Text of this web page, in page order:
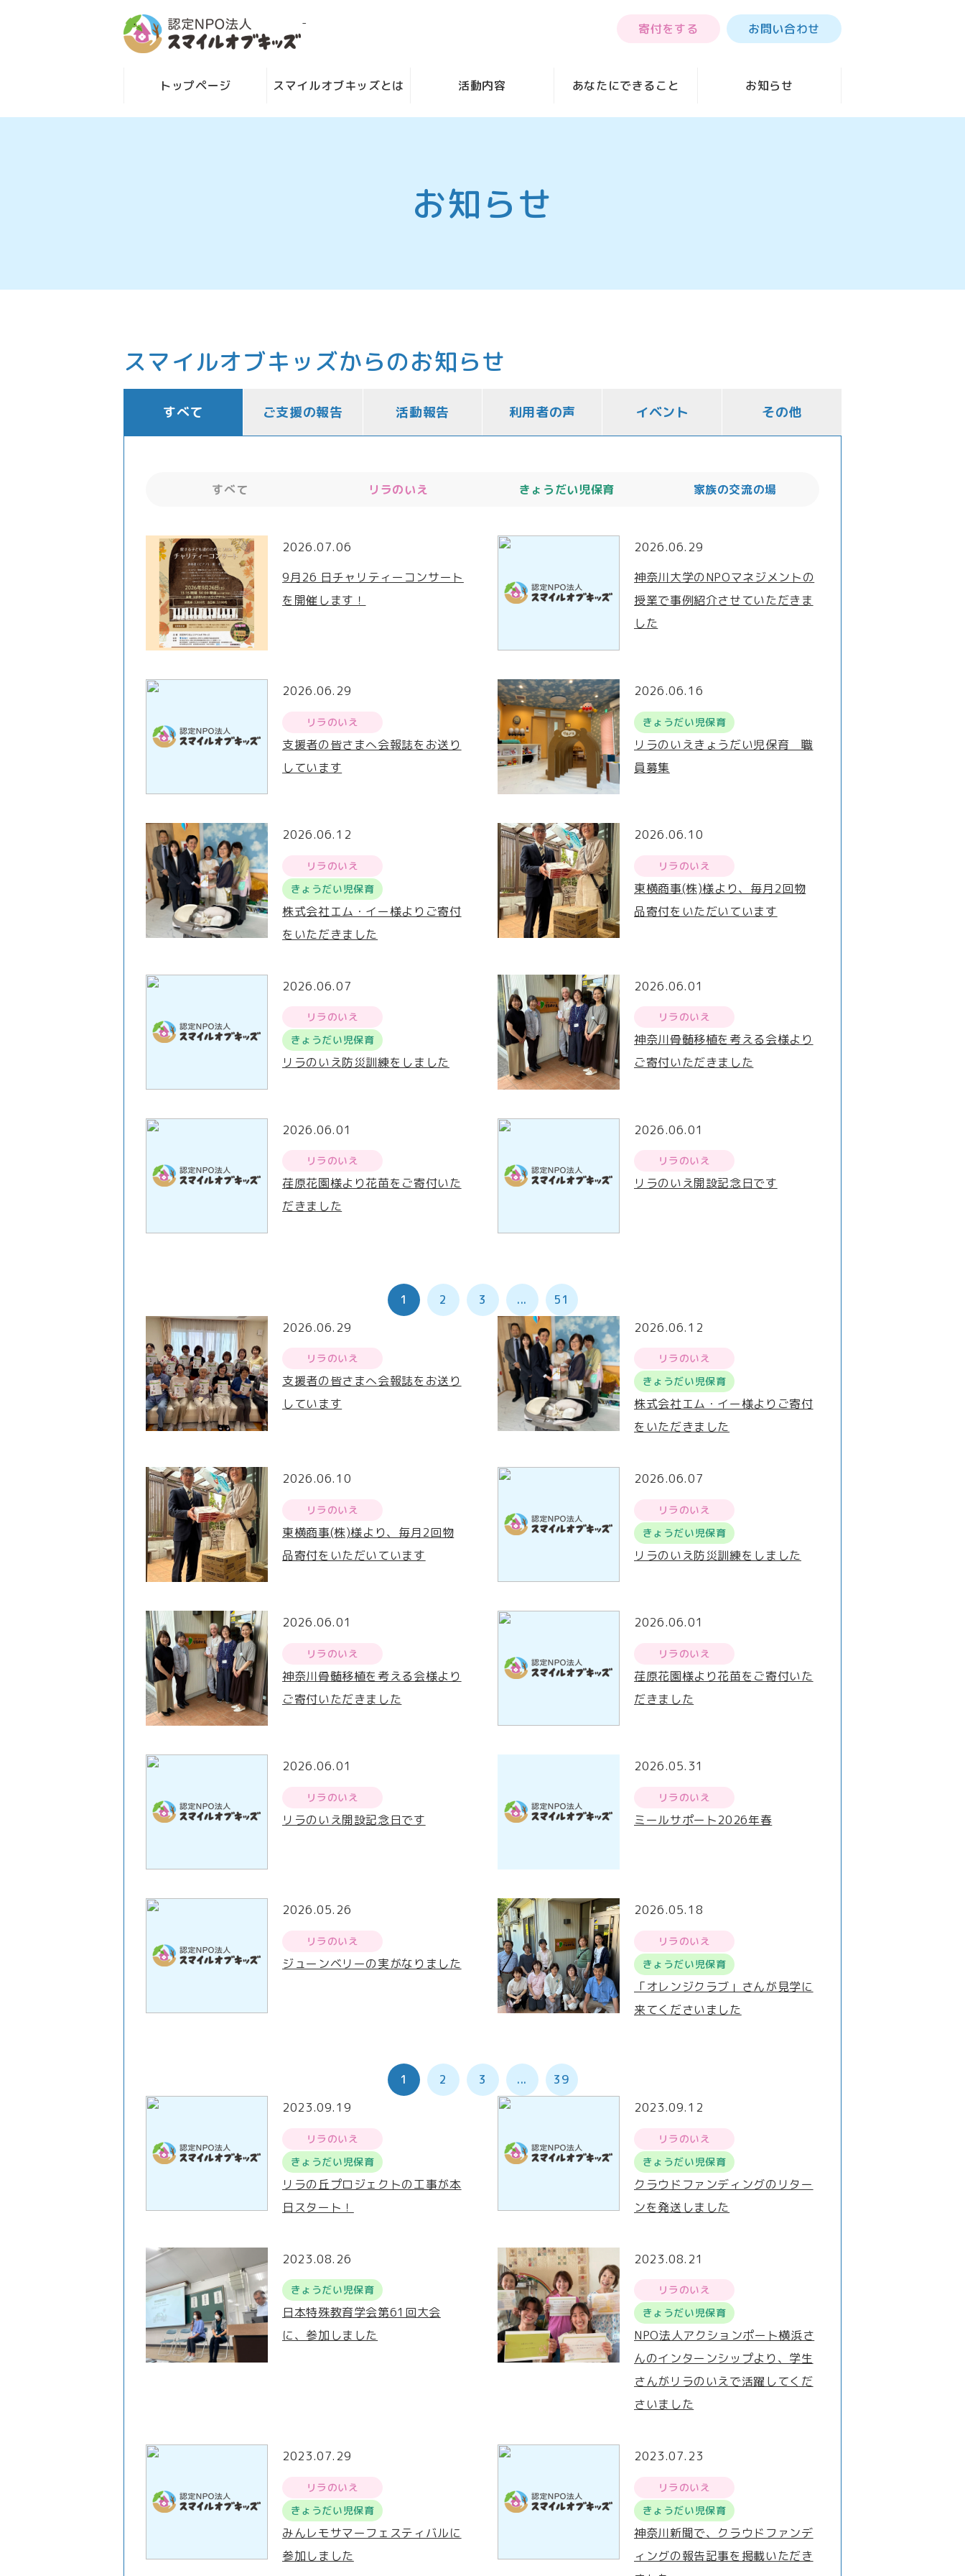
- 寄付をする お問い合わせ
トップページ スマイルオブキッズとは 活動内容 あなたにできること お知らせ
お知らせ
スマイルオブキッズからのお知らせ
すべて ご支援の報告 活動報告 利用者の声 イベント その他
すべて リラのいえ きょうだい児保育 家族の交流の場
2026.07.06
9月26 日チャリティーコンサート
を開催します！
2026.06.29
神奈川大学のNPOマネジメントの
授業で事例紹介させていただきま
した
2026.06.29
リラのいえ
支援者の皆さまへ会報誌をお送り
しています
2026.06.16
きょうだい児保育
リラのいえきょうだい児保育 職
員募集
2026.06.12
リラのいえ
きょうだい児保育
株式会社エム・イー様よりご寄付
をいただきました
2026.06.10
リラのいえ
東横商事(株)様より、毎月2回物
品寄付をいただいています
2026.06.07
リラのいえ
きょうだい児保育
リラのいえ防災訓練をしました
2026.06.01
リラのいえ
神奈川骨髄移植を考える会様より
ご寄付いただきました
2026.06.01
リラのいえ
荏原花園様より花苗をご寄付いた
だきました
2026.06.01
リラのいえ
リラのいえ開設記念日です
1 2 3 ...
51
2026.06.29
リラのいえ
支援者の皆さまへ会報誌をお送り
しています
2026.06.12
リラのいえ
きょうだい児保育
株式会社エム・イー様よりご寄付
をいただきました
2026.06.10
リラのいえ
東横商事(株)様より、毎月2回物
品寄付をいただいています
2026.06.07
リラのいえ
きょうだい児保育
リラのいえ防災訓練をしました
2026.06.01
リラのいえ
神奈川骨髄移植を考える会様より
ご寄付いただきました
2026.06.01
リラのいえ
荏原花園様より花苗をご寄付いた
だきました
2026.06.01
リラのいえ
リラのいえ開設記念日です
2026.05.31
リラのいえ
ミールサポート2026年春
2026.05.26
リラのいえ
ジューンベリーの実がなりました
2026.05.18
リラのいえ
きょうだい児保育
「オレンジクラブ」さんが見学に
来てくださいました
1 2 3 ...
39
2023.09.19
リラのいえ
きょうだい児保育
リラの丘プロジェクトの工事が本
日スタート！
2023.09.12
リラのいえ
きょうだい児保育
クラウドファンディングのリター
ンを発送しました
2023.08.26
きょうだい児保育
日本特殊教育学会第61回大会
に、参加しました
2023.08.21
リラのいえ
きょうだい児保育
NPO法人アクションポート横浜さ
んのインターンシップより、学生
さんがリラのいえで活躍してくだ
さいました
2023.07.29
リラのいえ
きょうだい児保育
みんレモサマーフェスティバルに
参加しました
2023.07.23
リラのいえ
きょうだい児保育
神奈川新聞で、クラウドファンデ
ィングの報告記事を掲載いただき